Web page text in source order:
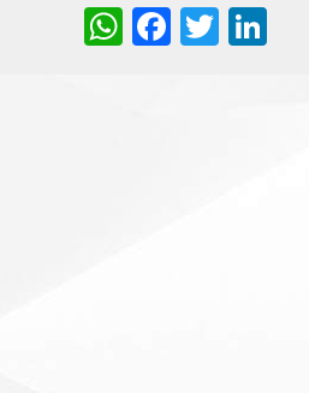
WhatsApp
Facebook